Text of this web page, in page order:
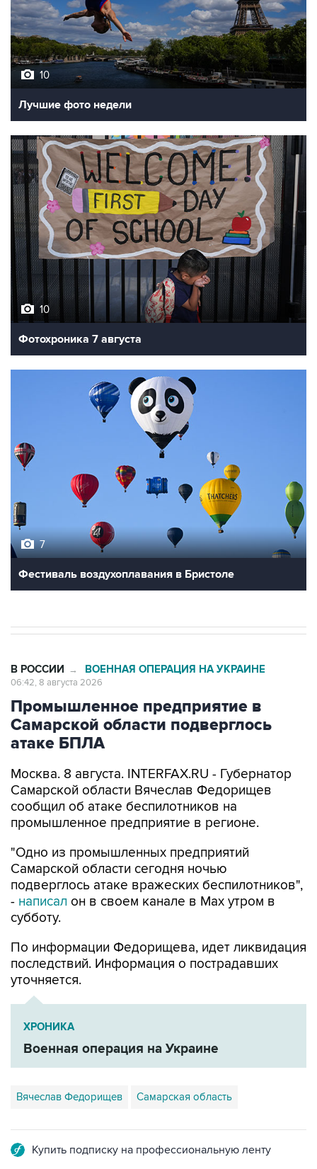
10
Лучшие фото недели
10
Фотохроника 7 августа
Фестиваль воздухоплавания в Бристоле
Промышленное предприятие в
Самарской области подверглось
атаке БПЛА
Москва. 8 августа. INTERFAX.RU - Губернатор
сообщил об атаке беспилотников на
промышленное предприятие в регионе.
"Одно из промышленных предприятий
подверглось атаке вражеских беспилотников",
-написалон в своем канале в Max утром в
субботу.
По информации Федорищева, идет ликвидация
уточняется.
ХРОНИКА
Военная операция на Украине
Вячеслав Федорищев Самарская область
Подписаться на рассылку главных новостей сайта